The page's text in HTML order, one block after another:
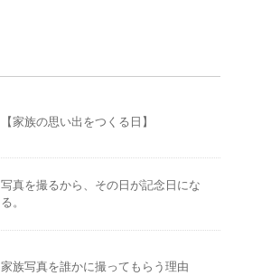
【家族の思い出をつくる日】
写真を撮るから、その日が記念日にな
る。
家族写真を誰かに撮ってもらう理由